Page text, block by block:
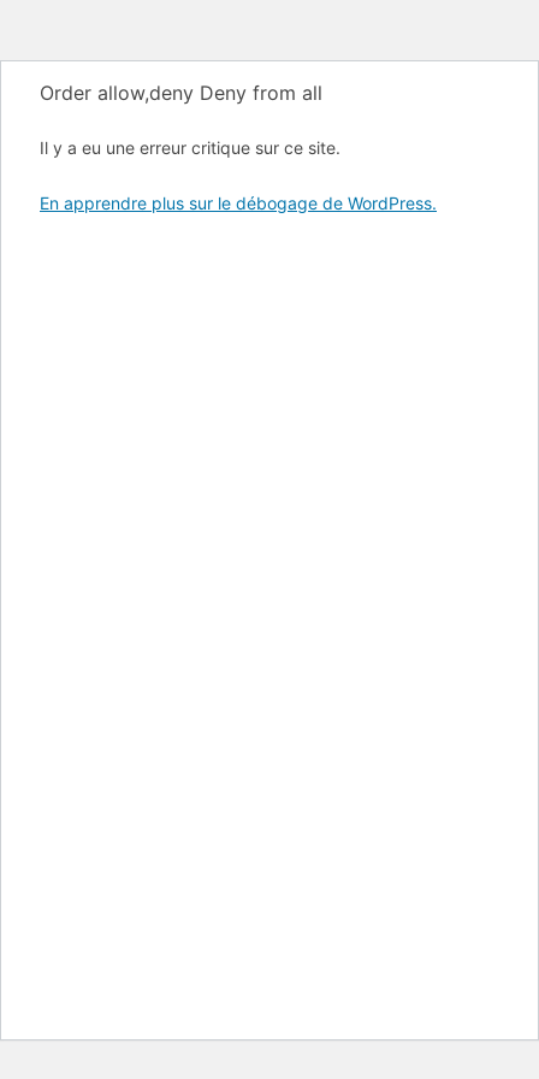
Order allow,deny Deny from all
Il y a eu une erreur critique sur ce site.
En apprendre plus sur le débogage de WordPress.